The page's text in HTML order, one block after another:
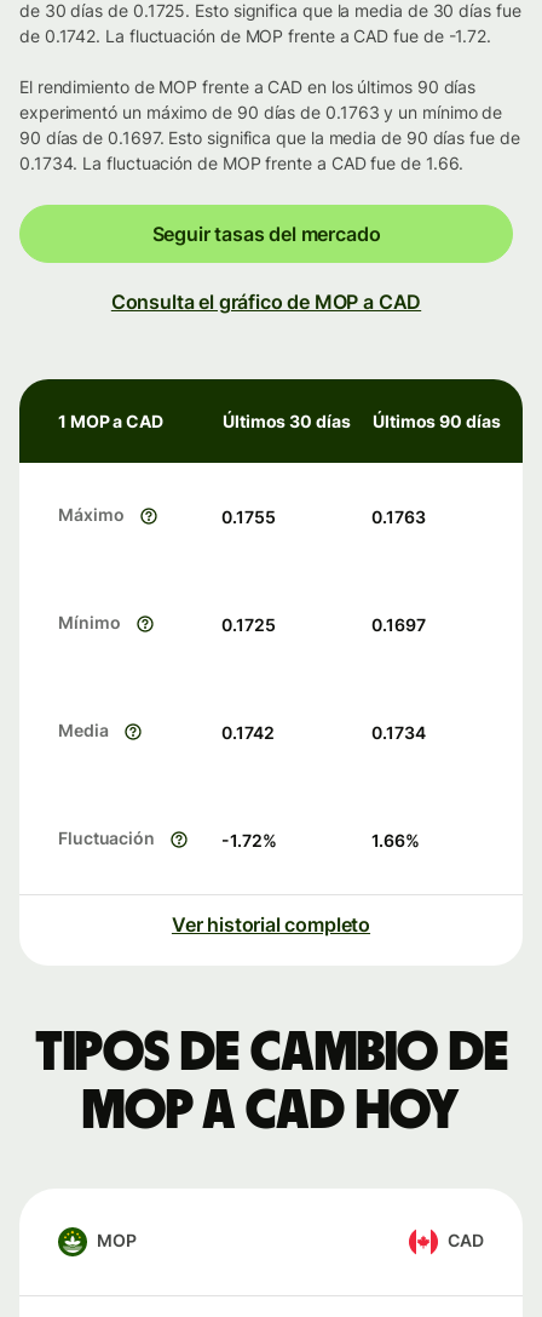
de 30 días de 0.1725. Esto significa que la media de 30 días fue
de 0.1742. La fluctuación de MOP frente a CAD fue de -1.72.
El rendimiento de MOP frente a CAD en los últimos 90 días
experimentó un máximo de 90 días de 0.1763 y un mínimo de
90 días de 0.1697. Esto significa que la media de 90 días fue de
0.1734. La fluctuación de MOP frente a CAD fue de 1.66.
Seguir tasas del mercado
Consulta el gráfico de MOP a CAD
1 MOP a CAD Últimos 30 días Últimos 90 días
Máximo 0.1755 0.1763
Mínimo 0.1725 0.1697
Media 0.1742 0.1734
Fluctuación -1.72% 1.66%
Ver historial completo
Tipos de cambio de
MOP a CAD hoy
MOP CAD